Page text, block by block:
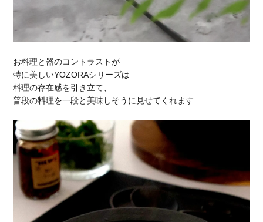
お料理と器のコントラストが
特に美しいYOZORAシリーズは
料理の存在感を引き立て、
普段の料理を一段と美味しそうに見せてくれます